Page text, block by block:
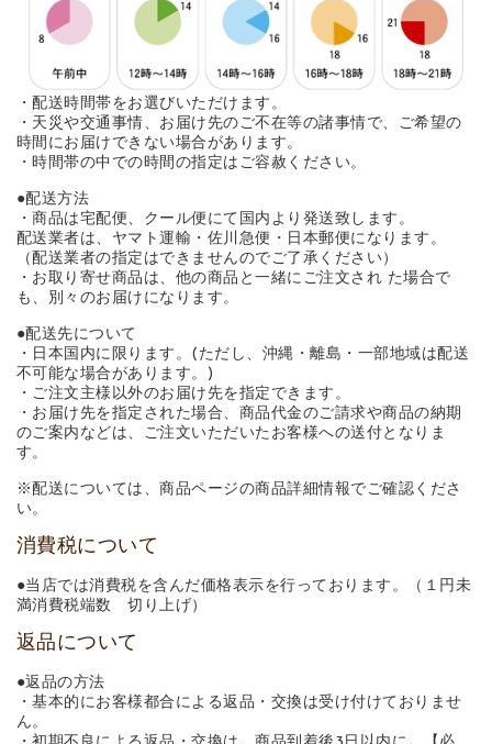
・配送時間帯をお選びいただけます。
・天災や交通事情、お届け先のご不在等の諸事情で、ご希望の
時間にお届けできない場合があります。
・時間帯の中での時間の指定はご容赦ください。
●配送方法
・商品は宅配便、クール便にて国内より発送致します。
配送業者は、ヤマト運輸・佐川急便・日本郵便になります。
（配送業者の指定はできませんのでご了承ください）
・お取り寄せ商品は、他の商品と一緒にご注文され た場合で
も、別々のお届けになります。
●配送先について
・日本国内に限ります。(ただし、沖縄・離島・一部地域は配送
不可能な場合があります。)
・ご注文主様以外のお届け先を指定できます。
・お届け先を指定された場合、商品代金のご請求や商品の納期
のご案内などは、ご注文いただいたお客様への送付となりま
す。
※配送については、商品ページの商品詳細情報でご確認くださ
い。
消費税について
●当店では消費税を含んだ価格表示を行っております。（１円未
満消費税端数 切り上げ）
返品について
●返品の方法
・基本的にお客様都合による返品・交換は受け付けておりませ
ん。